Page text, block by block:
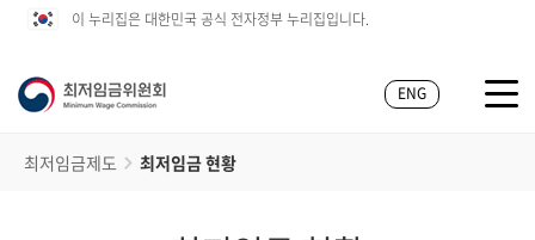
이 누리집은 대한민국 공식 전자정부 누리집입니다.
ENG
최저임금제도 최저임금 현황